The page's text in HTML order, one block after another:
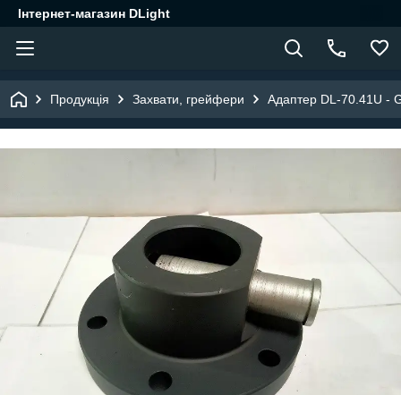
Інтернет-магазин DLight
Продукція Захвати, грейфери Адаптер DL-70.41U -